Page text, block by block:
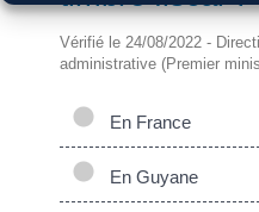
Vérifié le 24/08/2022 -
administrative (Premier
En France
En Guyane